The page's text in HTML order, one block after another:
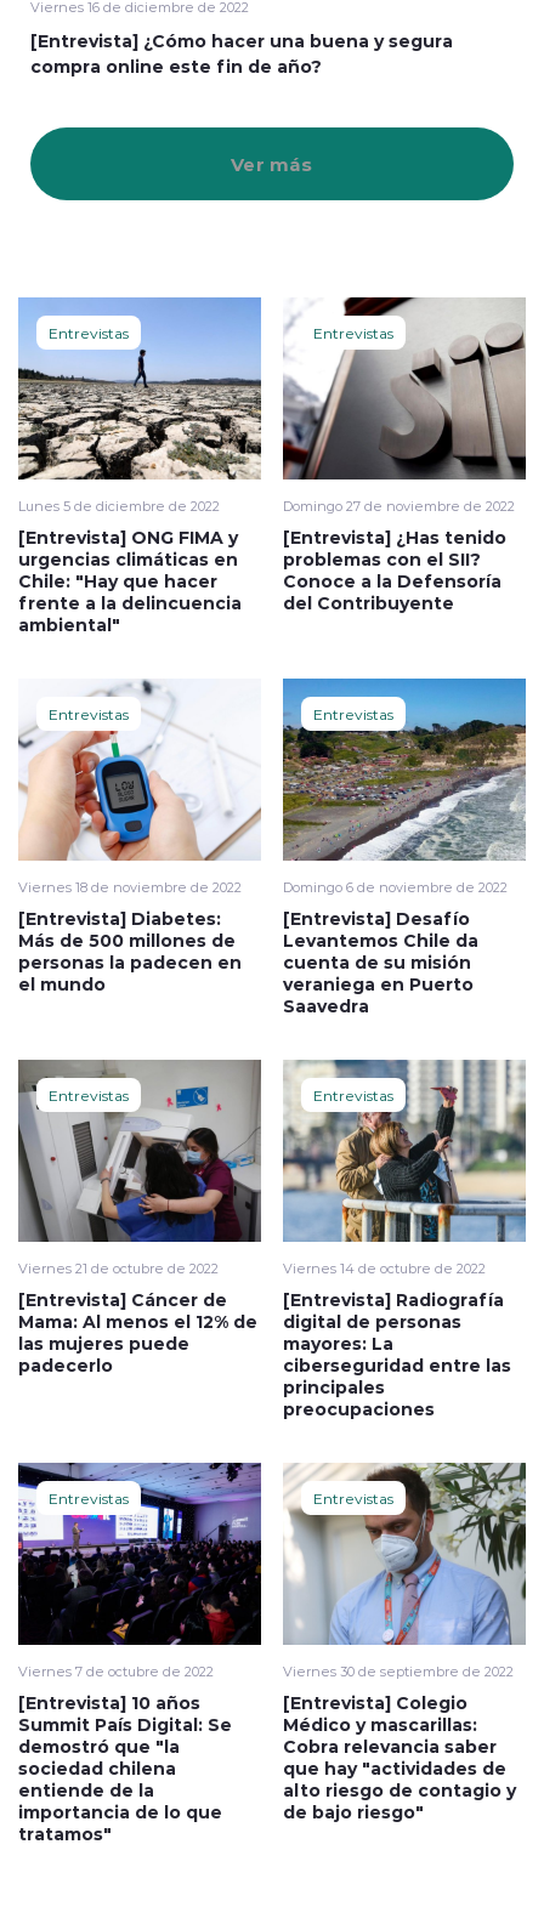
Viernes 16 de diciembre de 2022
[Entrevista] ¿Cómo hacer una buena y segura
compra online este fin de año?
Ver más
Entrevistas
Lunes 5 de diciembre de 2022
[Entrevista] ONG FIMA y
urgencias climáticas en
Chile: "Hay que hacer
frente a la delincuencia
ambiental"
Entrevistas
Domingo 27 de noviembre de 2022
[Entrevista] ¿Has tenido
problemas con el SII?
Conoce a la Defensoría
del Contribuyente
Entrevistas
Viernes 18 de noviembre de 2022
[Entrevista] Diabetes:
Más de 500 millones de
personas la padecen en
el mundo
Entrevistas
Domingo 6 de noviembre de 2022
[Entrevista] Desafío
Levantemos Chile da
cuenta de su misión
veraniega en Puerto
Saavedra
Entrevistas
Viernes 21 de octubre de 2022
[Entrevista] Cáncer de
Mama: Al menos el 12% de
las mujeres puede
padecerlo
Entrevistas
Viernes 14 de octubre de 2022
[Entrevista] Radiografía
digital de personas
mayores: La
ciberseguridad entre las
principales
preocupaciones
Entrevistas
Viernes 7 de octubre de 2022
[Entrevista] 10 años
Summit País Digital: Se
demostró que "la
sociedad chilena
entiende de la
importancia de lo que
tratamos"
Entrevistas
Viernes 30 de septiembre de 2022
[Entrevista] Colegio
Médico y mascarillas:
Cobra relevancia saber
que hay "actividades de
alto riesgo de contagio y
de bajo riesgo"